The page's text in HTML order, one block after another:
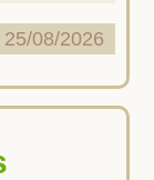
08/2026